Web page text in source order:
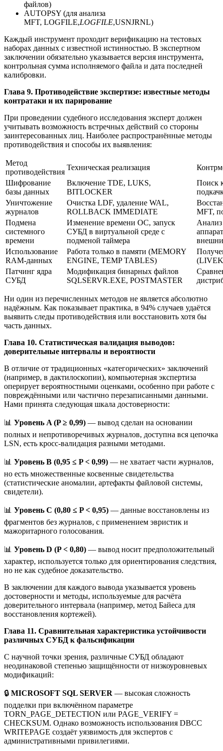
файлов)
AUTOPSY (для анализа
MFT, LOGFILE,LOGFILE,USNJRNL)
Каждый инструмент проходит верификацию на тестовых
наборах данных с известной истинностью. В экспертном
заключении обязательно указывается версия инструмента,
контрольная сумма исполняемого файла и дата последней
калибровки.
Глава 9. Противодействие экспертизе: известные методы
контратаки и их парирование
При проведении судебного исследования эксперт должен
учитывать возможность встречных действий со стороны
заинтересованных лиц. Наиболее распространённые методы
противодействия и способы их выявления:
Метод
противодействия
Техническая реализация
Шифрование
базы данных
Включение TDE, LUKS,
BITLOCKER
Поиск
Уничтожение
журналов
Очистка LDF, удаление WAL,
ROLLBACK IMMEDIATE
MFT,
Подмена
системного
времени
Изменение времени ОС, запуск
СУБД в виртуальной среде с
подменой таймера
Использование
RAM-данных
Работа только в памяти (MEMORY
ENGINE, TEMP TABLES)
Патчинг ядра
СУБД
Модификация бинарных файлов
SQLSERVR.EXE, POSTMASTER
Ни один из перечисленных методов не является абсолютно
надёжным. Как показывает практика, в 94% случаев удаётся
выявить следы противодействия или восстановить хотя бы
часть данных.
Глава 10. Статистическая валидация выводов:
доверительные интервалы и вероятности
В отличие от традиционных «категорических» заключений
(например, в дактилоскопии), компьютерная экспертиза
оперирует вероятностными оценками, особенно при работе с
повреждёнными или частично перезаписанными данными.
Нами принята следующая шкала достоверности:
📊 Уровень A (P ≥ 0,99) — вывод сделан на основании
полных и непротиворечивых журналов, доступна вся цепочка
LSN, есть кросс-валидация разными методами.
📊 Уровень B (0,95 ≤ P < 0,99) — не хватает части журналов,
но есть множественные косвенные свидетельства
(статистические аномалии, артефакты файловой системы,
свидетели).
📊 Уровень C (0,80 ≤ P < 0,95) — данные восстановлены из
фрагментов без журналов, с применением эвристик и
мажоритарного голосования.
📊 Уровень D (P < 0,80) — вывод носит предположительный
характер, используется только для ориентирования следствия,
но не как судебное доказательство.
В заключении для каждого вывода указывается уровень
достоверности и методы, используемые для расчёта
доверительного интервала (например, метод Байеса для
восстановления кортежей).
Глава 11. Сравнительная характеристика устойчивости
различных СУБД к фальсификации
С научной точки зрения, различные СУБД обладают
неодинаковой степенью защищённости от низкоуровневых
модификаций:
🔒 MICROSOFT SQL SERVER — высокая сложность
подделки при включённом параметре
TORN_PAGE_DETECTION или PAGE_VERIFY =
CHECKSUM. Однако возможность использования DBCC
WRITEPAGE создаёт уязвимость для экспертов с
административными привилегиями.